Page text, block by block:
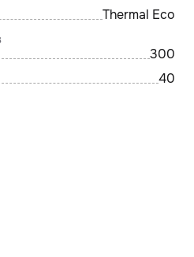
Thermal Eco
300
40